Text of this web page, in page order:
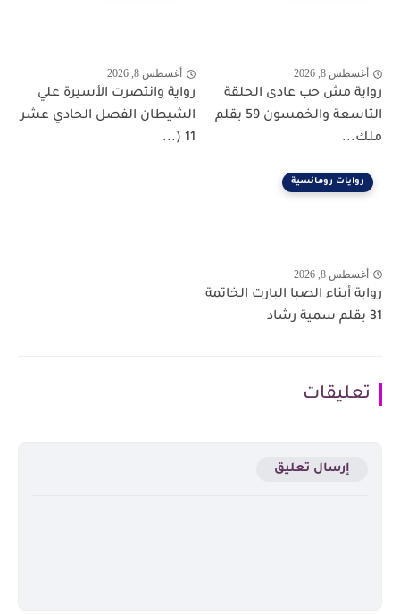
أغسطس 8, 2026
رواية مش حب عادى الحلقة
التاسعة والخمسون 59 بقلم
ملك...
أغسطس 8, 2026
رواية وانتصرت الأسيرة علي
الشيطان الفصل الحادي عشر
11 (...
روايات رومانسية
أغسطس 8, 2026
رواية أبناء الصبا البارت الخاتمة
31 بقلم سمية رشاد
تعليقات
إرسال تعليق